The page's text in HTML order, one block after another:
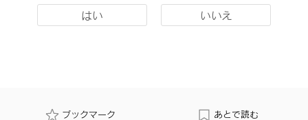
はい いいえ
ブックマーク あとで読む